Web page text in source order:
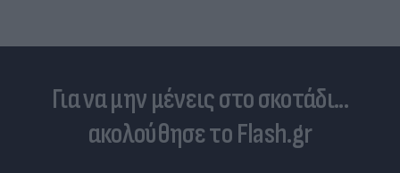
Για να μην μένεις στο σκοτάδι...
ακολούθησε το Flash.gr